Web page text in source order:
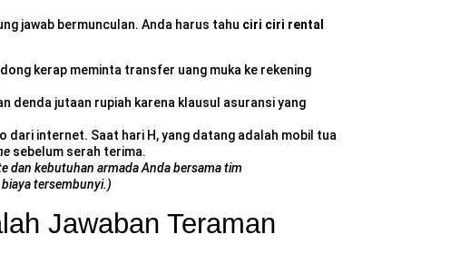
jawab bermunculan. Anda harus tahu ciri ciri rental
kerap meminta transfer uang muka ke rekening
denda jutaan rupiah karena klausul asuransi yang
dari internet. Saat hari H, yang datang adalah mobil tua
sebelum serah terima.
dan kebutuhan armada Anda bersama tim
tersembunyi.)
Jawaban Teraman